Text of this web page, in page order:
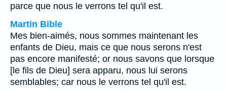
parce que nous le verrons tel qu'il est.
Martin Bible
Mes bien-aimés, nous sommes maintenant les
enfants de Dieu, mais ce que nous serons n'est
pas encore manifesté; or nous savons que lorsque
[le fils de Dieu] sera apparu, nous lui serons
semblables; car nous le verrons tel qu'il est.